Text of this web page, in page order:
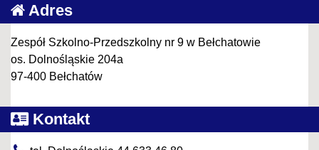
Adres
Zespół Szkolno-Przedszkolny nr 9 w Bełchatowie
os. Dolnośląskie 204a
97-400 Bełchatów
Kontakt